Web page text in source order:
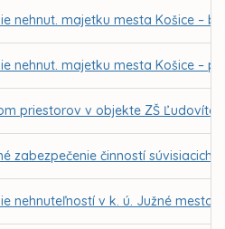
nehnut. majetku mesta Košice –
nehnut. majetku mesta Košice –
priestorov v objekte ZŠ Ľudovíta
zabezpečenie činností súvisiacich
nehnuteľností v k. ú. Južné mesto